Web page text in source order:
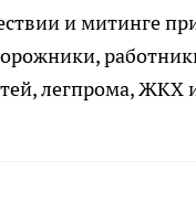
и митинге
легпрома, ЖКХ